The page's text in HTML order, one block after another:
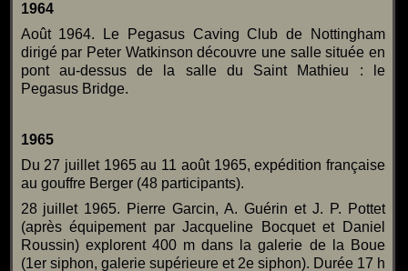
1964
Août 1964. Le Pegasus Caving Club de Nottingham
dirigé par Peter Watkinson découvre une salle située en
pont au-dessus de la salle du Saint Mathieu : le
Pegasus Bridge.
1965
Du 27 juillet 1965 au 11 août 1965, expédition française
au gouffre Berger (48 participants).
28 juillet 1965. Pierre Garcin, A. Guérin et J. P. Pottet
(après équipement par Jacqueline Bocquet et Daniel
Roussin) explorent 400 m dans la galerie de la Boue
(1er siphon, galerie supérieure et 2e siphon). Durée 17 h